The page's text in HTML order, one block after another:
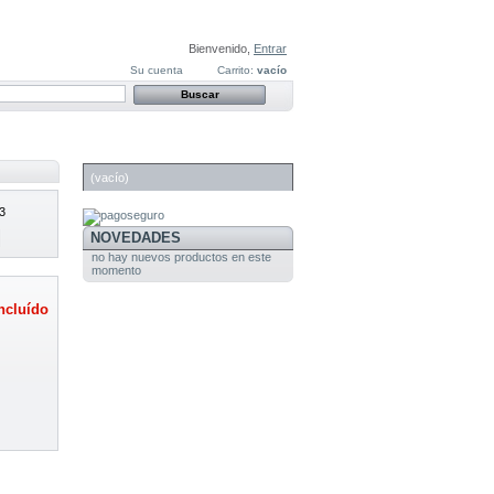
Bienvenido,
Entrar
Carrito: vacío
Su cuenta
(vacío)
NOVEDADES
no hay nuevos productos en este
momento